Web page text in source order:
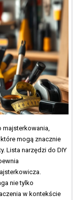
mogą znacznie
Lista narzędzi do DIY
nie tylko
w kontekście